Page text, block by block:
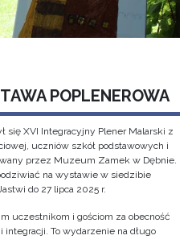
POPLENEROWA
się XVI Integracyjny Plener Malarski z
uczniów szkół podstawowych i
przez Muzeum Zamek w Dębnie.
na wystawie w siedzibie
do 27 lipca 2025 r.
uczestnikom i gościom za obecność
To wydarzenie na długo